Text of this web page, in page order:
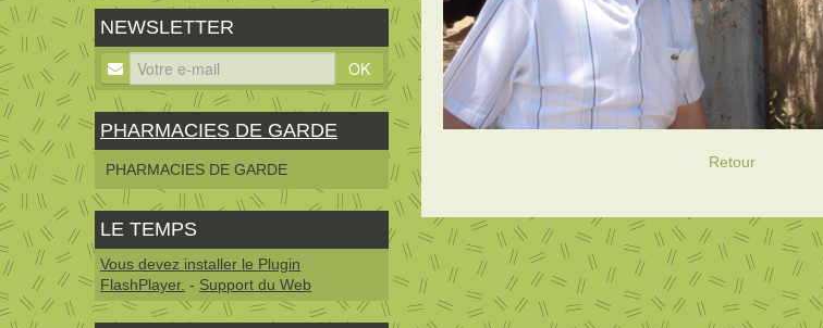
NEWSLETTER
OK
PHARMACIES DE GARDE
PHARMACIES DE GARDE
LE TEMPS
Vous devez installer le Plugin
FlashPlayer. - Support du Web
Retour